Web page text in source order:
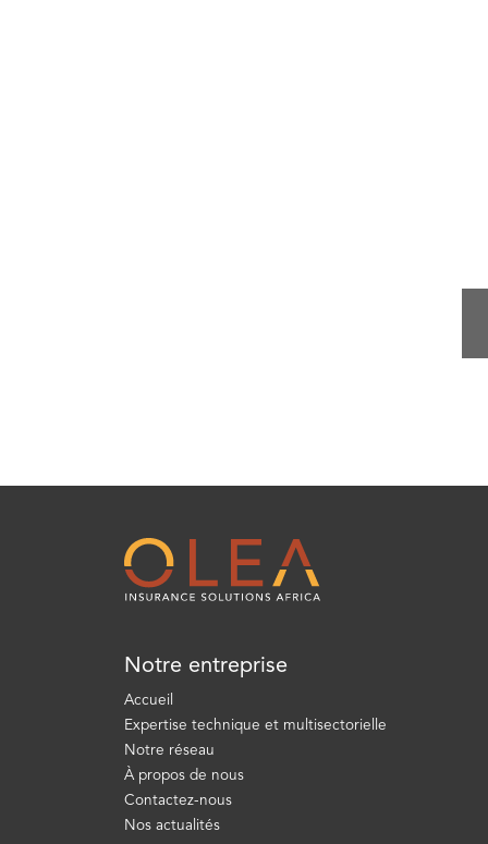
Notre entreprise
Accueil
Expertise technique et multisectorielle
Notre réseau
À propos de nous
Contactez-nous
Nos actualités